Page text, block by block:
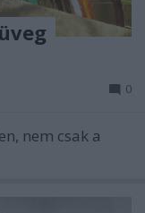
0
nem csak a